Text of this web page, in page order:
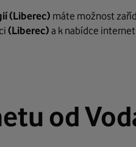
(Liberec) máte možnost
(Liberec) a k nabídce
od